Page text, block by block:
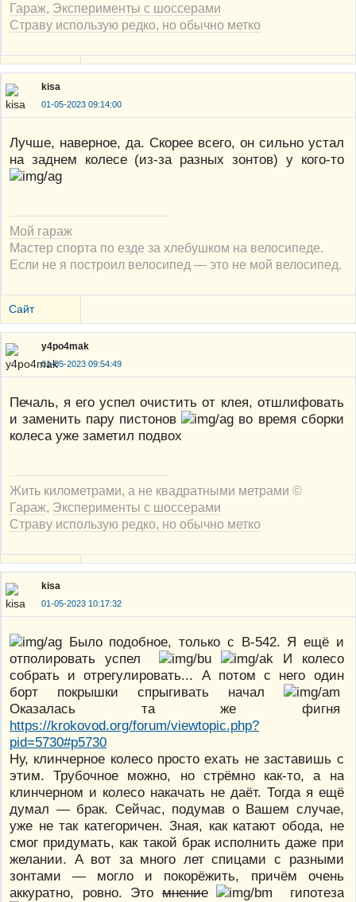
Гараж, Эксперименты с шоссерами
Страву использую редко, но обычно метко
kisa
01-05-2023 09:14:00
Лучше, наверное, да. Скорее всего, он сильно устал
на заднем колесе (из-за разных зонтов) у кого-то
Мой гараж
Мастер спорта по езде за хлебушком на велосипеде.
Если не я построил велосипед — это не мой велосипед.
Сайт
y4po4mak
01-05-2023 09:54:49
Печаль, я его успел очистить от клея, отшлифовать
и заменить пару пистонов
во время сборки
колеса уже заметил подвох
Жить километрами, а не квадратными метрами ©
Гараж, Эксперименты с шоссерами
Страву использую редко, но обычно метко
kisa
01-05-2023 10:17:32
Было подобное, только с В-542. Я ещё и
отполировать успел
И колесо
собрать и отрегулировать... А потом с него один
борт покрышки спрыгивать начал
Оказалась та же фигня
https://krokovod.org/forum/viewtopic.php?
pid=5730#p5730
Ну, клинчерное колесо просто ехать не заставишь с
этим. Трубочное можно, но стрёмно как-то, а на
клинчерном и колесо накачать не даёт. Тогда я ещё
думал — брак. Сейчас, подумав о Вашем случае,
уже не так категоричен. Зная, как катают обода, не
смог придумать, как такой брак исполнить даже при
желании. А вот за много лет спицами с разными
зонтами — могло и покорёжить, причём очень
аккуратно, ровно. Этомнение гипотеза